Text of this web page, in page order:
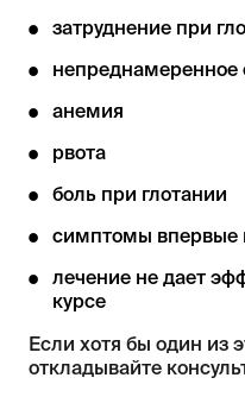
затруднение при
непреднамеренное
анемия
рвота
боль при глотании
симптомы впервые
лечение не дает
курсе
Если хотя бы один из
откладывайте